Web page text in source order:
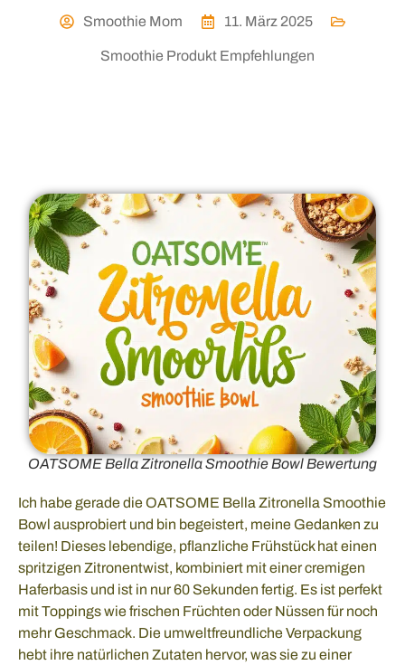
Smoothie Mom 11. März 2025
Smoothie Produkt Empfehlungen
OATSOME Bella Zitronella Smoothie Bowl Bewertung
Ich habe gerade die OATSOME Bella Zitronella Smoothie
Bowl ausprobiert und bin begeistert, meine Gedanken zu
teilen! Dieses lebendige, pflanzliche Frühstück hat einen
spritzigen Zitronentwist, kombiniert mit einer cremigen
Haferbasis und ist in nur 60 Sekunden fertig. Es ist perfekt
mit Toppings wie frischen Früchten oder Nüssen für noch
mehr Geschmack. Die umweltfreundliche Verpackung
hebt ihre natürlichen Zutaten hervor, was sie zu einer